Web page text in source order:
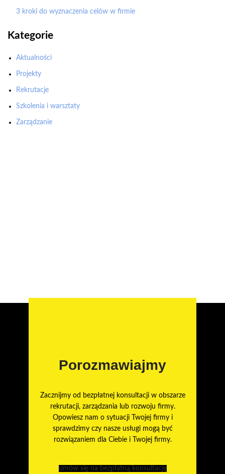
3 kroki do wyznaczenia celów w firmie
Kategorie
Aktualności
Projekty
Rekrutacje
Szkolenia i warsztaty
Zarządzanie
Porozmawiajmy
Zacznijmy od bezpłatnej konsultacji w obszarze
rekrutacji, zarządzania lub rozwoju firmy.
Opowiesz nam o sytuacji Twojej firmy i
sprawdzimy czy nasze usługi mogą być
rozwiązaniem dla Ciebie i Twojej firmy.
umów się na bezpłatną konsultację